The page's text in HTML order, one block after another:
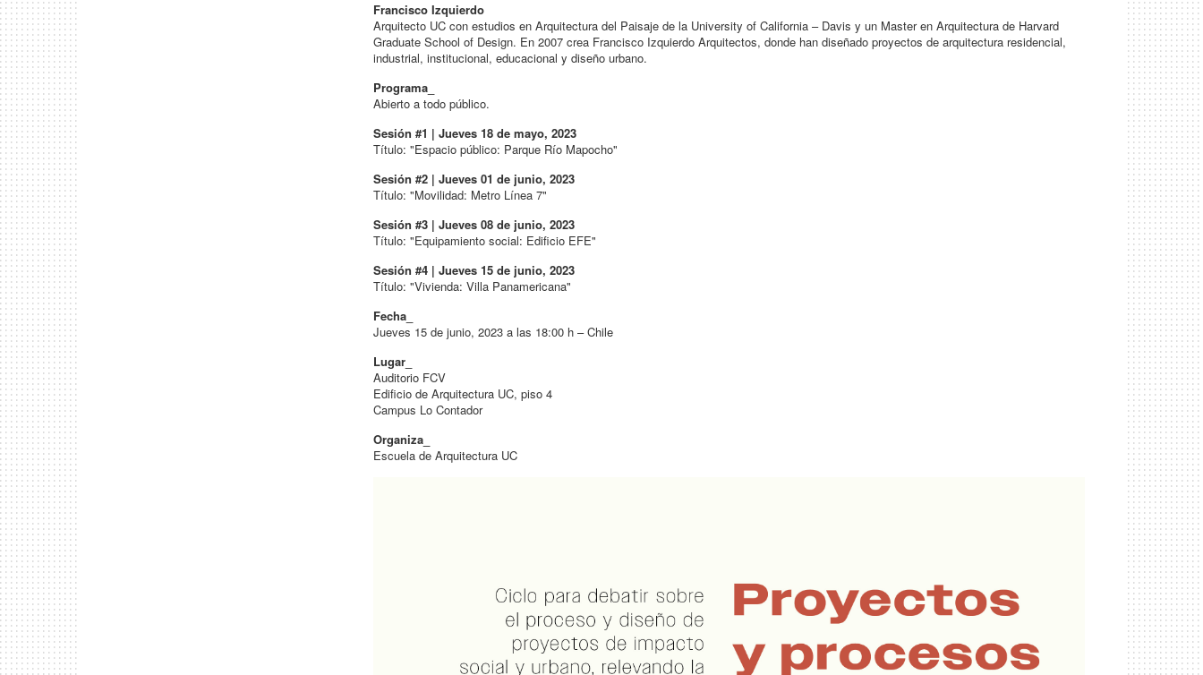
Francisco Izquierdo
Arquitecto UC con estudios en Arquitectura del Paisaje de la University of California – Davis y un Master en Arquitectura de Harvard
Graduate School of Design. En 2007 crea Francisco Izquierdo Arquitectos, donde han diseñado proyectos de arquitectura residencial,
industrial, institucional, educacional y diseño urbano.
Programa_
Abierto a todo público.
Sesión #1 | Jueves 18 de mayo, 2023
Título: "Espacio público: Parque Río Mapocho"
Sesión #2 | Jueves 01 de junio, 2023
Título: "Movilidad: Metro Línea 7"
Sesión #3 | Jueves 08 de junio, 2023
Título: "Equipamiento social: Edificio EFE"
Sesión #4 | Jueves 15 de junio, 2023
Título: "Vivienda: Villa Panamericana"
Fecha_
Jueves 15 de junio, 2023 a las 18:00 h – Chile
Lugar_
Auditorio FCV
Edificio de Arquitectura UC, piso 4
Campus Lo Contador
Organiza_
Escuela de Arquitectura UC